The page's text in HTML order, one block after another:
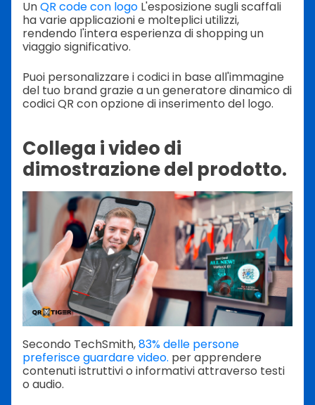
UnQR code con logo L'esposizione sugli scaffali
ha varie applicazioni e molteplici utilizzi,
rendendo l'intera esperienza di shopping un
viaggio significativo.
Puoi personalizzare i codici in base all'immagine
del tuo brand grazie a un generatore dinamico di
codici QR con opzione di inserimento del logo.
Collega i video di
dimostrazione del prodotto.
Secondo TechSmith,83% delle persone
preferisce guardare video. per apprendere
contenuti istruttivi o informativi attraverso testi
o audio.